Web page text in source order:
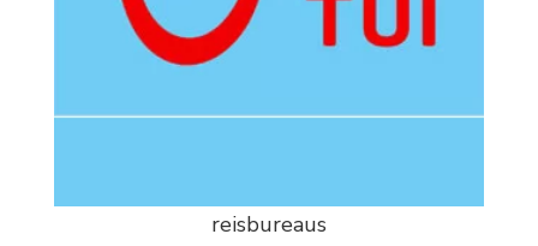
reisbureaus